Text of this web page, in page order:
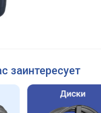
заинтересует